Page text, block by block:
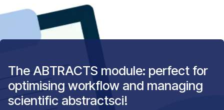
The ABTRACTS module: perfect for
optimising workflow and managing
scientific abstractsci!